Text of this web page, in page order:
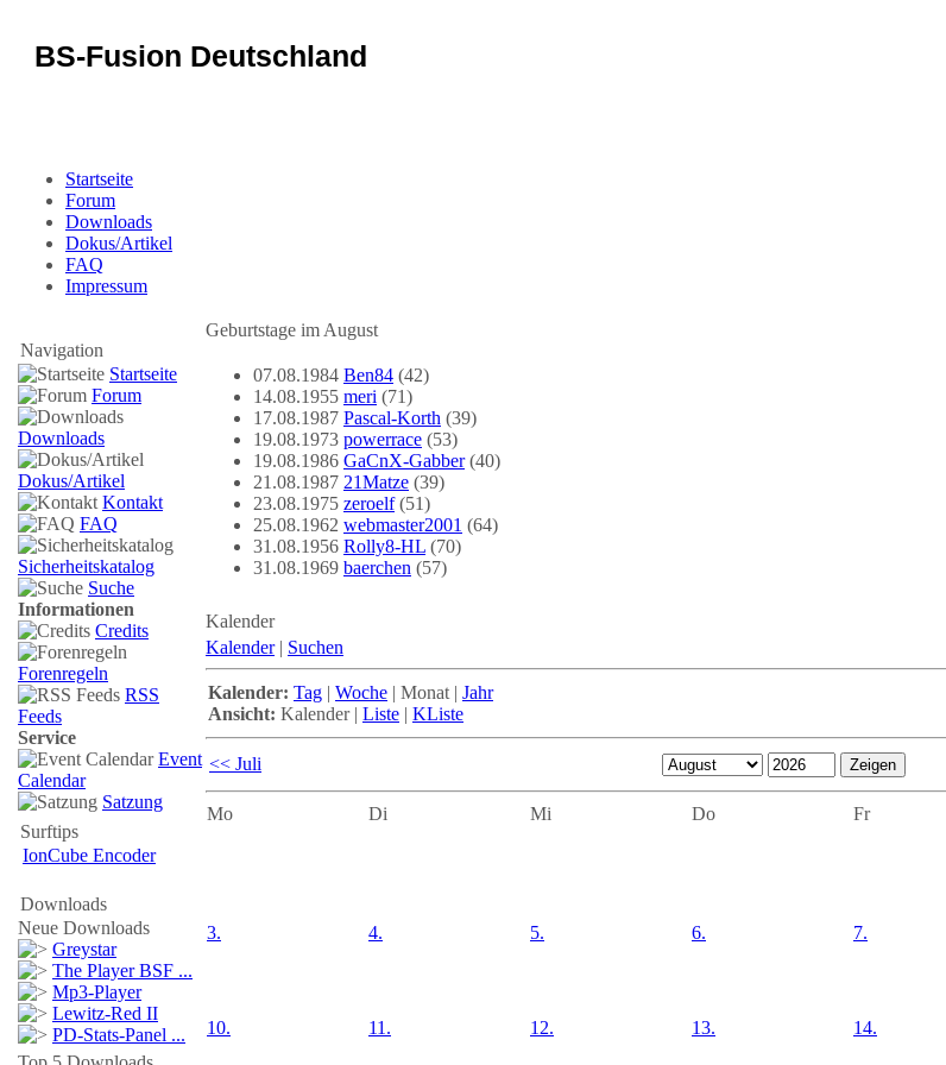
BS-Fusion Deutschland
Startseite
Forum
Downloads
Dokus/Artikel
FAQ
Impressum
Navigation
Startseite
Forum
Downloads
Dokus/Artikel
Kontakt
FAQ
Sicherheitskatalog
Suche
Informationen
Credits
Forenregeln
RSS
Feeds
Service
Event
Calendar
Satzung
Surftips
IonCube Encoder
Downloads
Neue Downloads
Greystar
The Player BSF ...
Mp3-Player
Lewitz-Red II
PD-Stats-Panel ...
Geburtstage im August
07.08.1984 Ben84 (42)
14.08.1955 meri (71)
17.08.1987 Pascal-Korth (39)
19.08.1973 powerrace (53)
19.08.1986 GaCnX-Gabber(40)
21.08.1987 21Matze (39)
23.08.1975 zeroelf(51)
25.08.1962 webmaster2001 (64)
31.08.1956 Rolly8-HL (70)
31.08.1969 baerchen (57)
Kalender
Kalender | Suchen
Kalender: Tag | Woche | Monat | Jahr
Ansicht: Kalender| Liste | KListe
<< Juli
Mo Di Mi Do Fr
3. 4. 5. 6. 7.
10. 11. 12. 13. 14.